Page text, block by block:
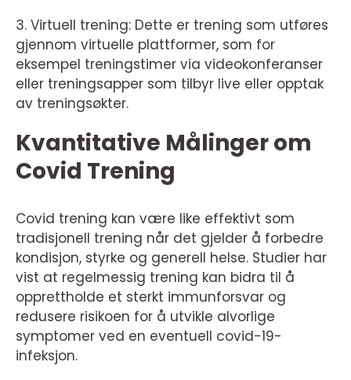
3. Virtuell trening: Dette er trening som utføres
gjennom virtuelle plattformer, som for
eksempel treningstimer via videokonferanser
eller treningsapper som tilbyr live eller opptak
av treningsøkter.
Kvantitative Målinger om
Covid Trening
Covid trening kan være like effektivt som
tradisjonell trening når det gjelder å forbedre
kondisjon, styrke og generell helse. Studier har
vist at regelmessig trening kan bidra til å
opprettholde et sterkt immunforsvar og
redusere risikoen for å utvikle alvorlige
symptomer ved en eventuell covid-19-
infeksjon.